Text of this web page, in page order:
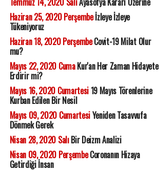
Haziran 25, 2020 Perşembeİzleye İzleye
Tükeniyoruz
Haziran 18, 2020 PerşembeCovit-19 Milat Olur
mu?
Mayıs 22, 2020 CumaKur'an Her Zaman Hidayete
Erdirir mi?
Mayıs 16, 2020 Cumartesi19 Mayıs Törenlerine
Kurban Edilen Bir Nesil
Mayıs 09, 2020 CumartesiYeniden Tasavvufa
Dönmek Gerek
Nisan 28, 2020 SalıBir Deizm Analizi
Nisan 09, 2020 PerşembeCoronanın Hizaya
Getirdiği İnsan